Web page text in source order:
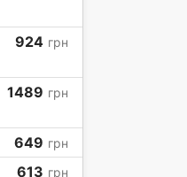
924 грн
1489 грн
649 грн
613 грн